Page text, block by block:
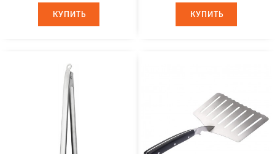
КУПИТЬ
КУПИТЬ КУПИТЬ
КУПИТЬ